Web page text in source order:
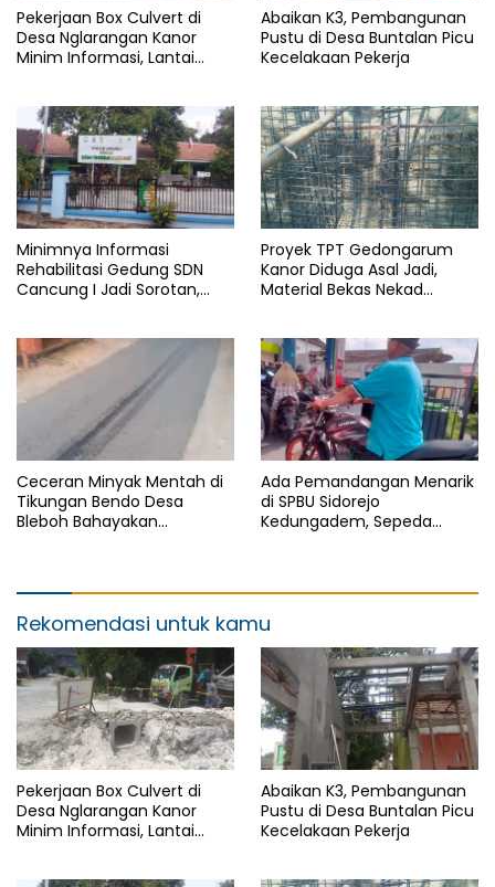
Pekerjaan Box Culvert di
Desa Nglarangan Kanor
Minim Informasi, Lantai
Abaikan K3, Pembangunan
Pustu di Desa Buntalan Picu
Kecelakaan Pekerja
Minimnya Informasi
Rehabilitasi Gedung SDN
Cancung I Jadi Sorotan,
Proyek TPT Gedongarum
Kanor Diduga Asal Jadi,
Material Bekas Nekad
Ceceran Minyak Mentah di
Tikungan Bendo Desa
Bleboh Bahayakan
Ada Pemandangan Menarik
di SPBU Sidorejo
Kedungadem, Sepeda
Rekomendasi untuk kamu
Pekerjaan Box Culvert di
Desa Nglarangan Kanor
Minim Informasi, Lantai
Abaikan K3, Pembangunan
Pustu di Desa Buntalan Picu
Kecelakaan Pekerja